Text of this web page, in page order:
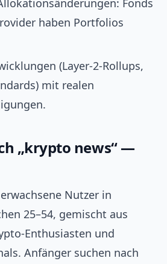
Fonds
haben Portfolios
(Layer‑2‑Rollups,
mit realen
„krypto news“ —
Nutzer in
25–54, gemischt aus
und
Anfänger suchen nach